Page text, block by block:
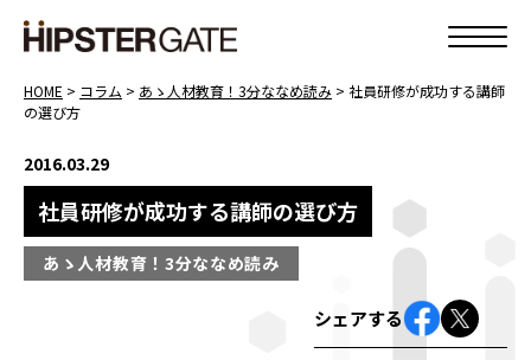
HOME > コラム > あゝ人材教育！3分ななめ読み > 社員研修が成功する講師
の選び方
2016.03.29
社員研修が成功する講師の選び方
あゝ人材教育！3分ななめ読み
シェアする